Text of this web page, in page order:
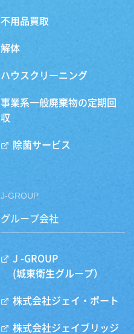
不用品買取
解体
ハウスクリーニング
事業系一般廃棄物の定期回
収
除菌サービス
J-GROUP
グループ会社
J -GROUP
(城東衛生グループ）
株式会社ジェイ・ポート
株式会社ジェイブリッジ